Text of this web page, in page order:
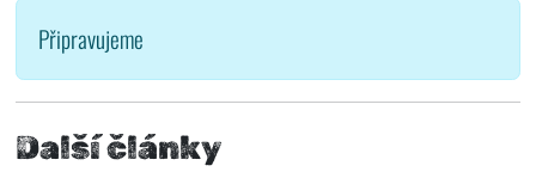
Připravujeme
Další články